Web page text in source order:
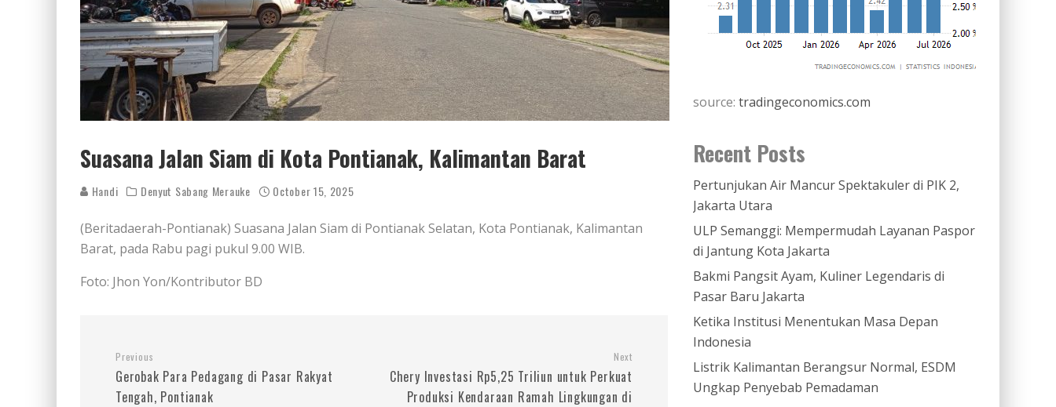
Suasana Jalan Siam di Kota Pontianak, Kalimantan Barat
Handi Denyut Sabang Merauke October 15, 2025
(Beritadaerah-Pontianak) Suasana Jalan Siam di Pontianak Selatan, Kota Pontianak, Kalimantan
Barat, pada Rabu pagi pukul 9.00 WIB.
Foto: Jhon Yon/Kontributor BD
Previous
Gerobak Para Pedagang di Pasar Rakyat
Tengah, Pontianak
Next
Chery Investasi Rp5,25 Triliun untuk Perkuat
Produksi Kendaraan Ramah Lingkungan di
source: tradingeconomics.com
Recent Posts
Pertunjukan Air Mancur Spektakuler di PIK 2,
Jakarta Utara
ULP Semanggi: Mempermudah Layanan Paspor
di Jantung Kota Jakarta
Bakmi Pangsit Ayam, Kuliner Legendaris di
Pasar Baru Jakarta
Ketika Institusi Menentukan Masa Depan
Indonesia
Listrik Kalimantan Berangsur Normal, ESDM
Ungkap Penyebab Pemadaman